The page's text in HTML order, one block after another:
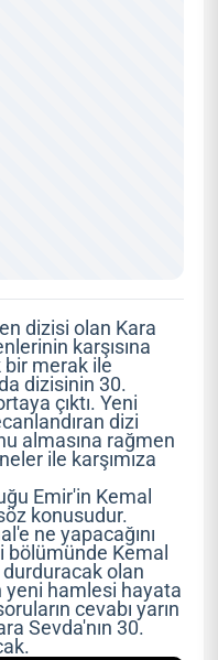
dizisi olan Kara
karşısına
bir merak ile
dizisinin 30.
çıktı. Yeni
dizi
almasına rağmen
ile karşımıza
Emir'in Kemal
konusudur.
ne yapacağını
Kemal
durduracak olan
yeni hamlesi hayata
cevabı yarın
Sevda'nın 30.